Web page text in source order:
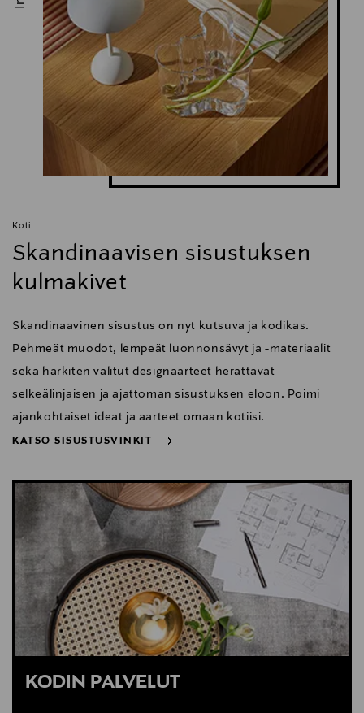
Koti
Skandinaavisen sisustuksen
kulmakivet
Skandinaavinen sisustus on nyt kutsuva ja kodikas.
Pehmeät muodot, lempeät luonnonsävyt ja -materiaalit
sekä harkiten valitut designaarteet herättävät
selkeälinjaisen ja ajattoman sisustuksen eloon. Poimi
ajankohtaiset ideat ja aarteet omaan kotiisi.
KATSO SISUSTUSVINKIT
KATSO SISUSTUSVINKIT
KODIN PALVELUT